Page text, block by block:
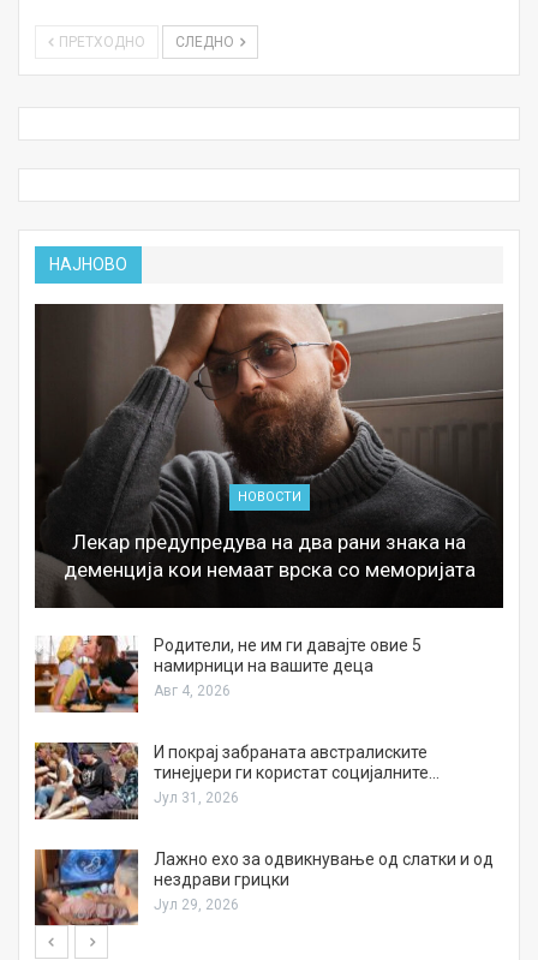
ПРЕТХОДНО СЛЕДНО
НАЈНОВО
НОВОСТИ
Лекар предупредува на два рани знака на
деменција кои немаат врска со меморијата
Родители, не им ги давајте овие 5
намирници на вашите деца
Авг 4, 2026
И покрај забраната австралиските
тинејџери ги користат социјалните…
Јул 31, 2026
Лажно ехо за одвикнување од слатки и од
нездрави грицки
Јул 29, 2026